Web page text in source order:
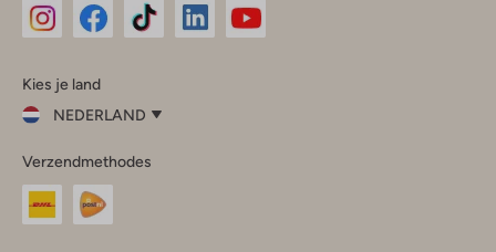
InstagramFacebook
Kies je land
NEDERLAND
je
land
Nederland
Verzendmethodes